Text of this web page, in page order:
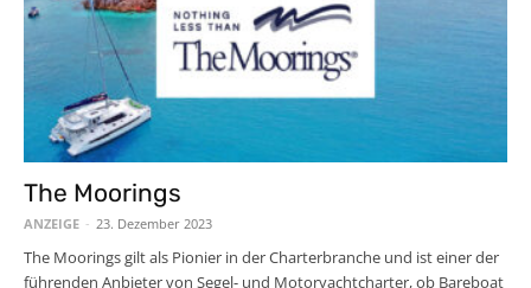
The Moorings
ANZEIGE - 23. Dezember 2023
The Moorings gilt als Pionier in der Charterbranche und ist einer der
führenden Anbieter von Segel- und Motoryachtcharter, ob Bareboat